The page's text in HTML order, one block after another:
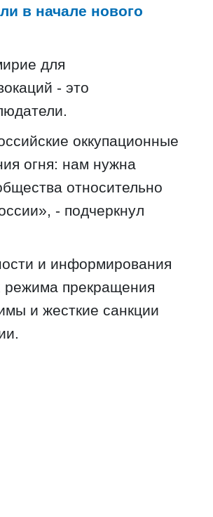
в начале нового
для
- это
оккупационные
огня: нам нужна
относительно
- подчеркнул
и информирования
прекращения
и жесткие санкции